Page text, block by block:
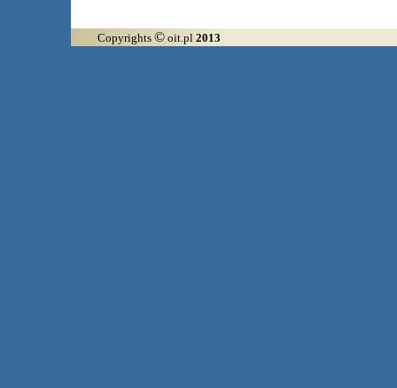
Copyrights © oit.pl 2013